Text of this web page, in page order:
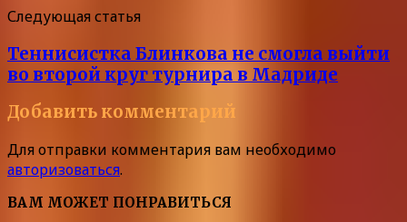
Следующая статья
Теннисистка Блинкова не смогла выйти
во второй круг турнира в Мадриде
Добавить комментарий
Для отправки комментария вам необходимо
авторизоваться.
ВАМ МОЖЕТ ПОНРАВИТЬСЯ